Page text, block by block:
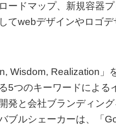
ードマップ、新規容器プ
てwebデザインやロゴ
Wisdom, Realization」
5つのキーワードによる
と会社ブランディング
ブルシェーカーは、「